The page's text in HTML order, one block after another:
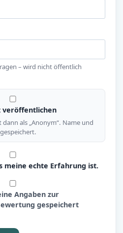
– wird nicht öffentlich
veröffentlichen
als „Anonym“. Name und
meine echte Erfahrung ist.
Angaben zur
gespeichert